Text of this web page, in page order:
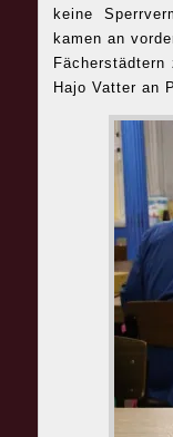
keine
kamen an
Hajo Vatter an